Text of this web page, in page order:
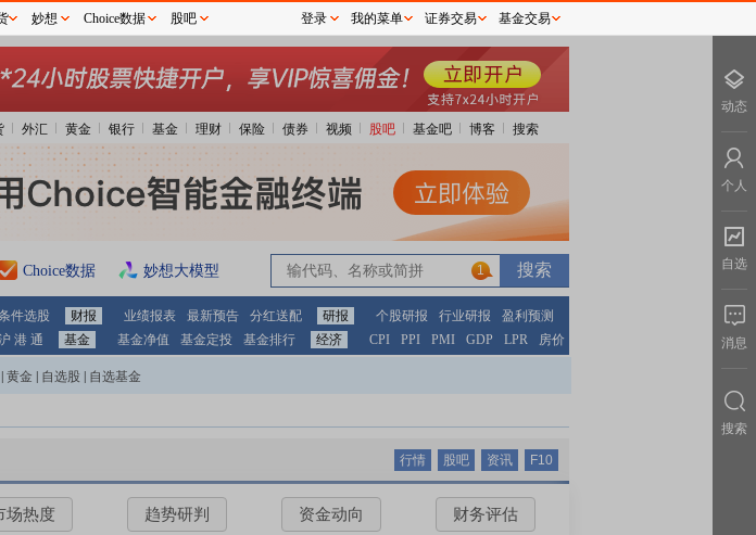
外汇 黄金 银行 基金 理财 保险 债券 视频 股吧 基金吧 博客 搜索
Choice数据 妙想大模型 1
件选股 财报 业绩报表 最新预告 分红送配 研报 个股研报 行业研报
盈利预测
港 通 基金 基金净值 基金定投 基金排行 经济 CPI PPI PMI GDP LPR 房价
黄金 自选股 自选基金
行情 股吧 资讯 F10
场热度 趋势研判 资金动向 财务评估
妙想 Choice数据 股吧 登录 我的菜单 证券交易 基金交易
动态
个人
自选
消息
搜索